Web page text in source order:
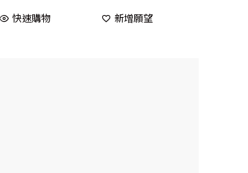
快速購物 新增願望